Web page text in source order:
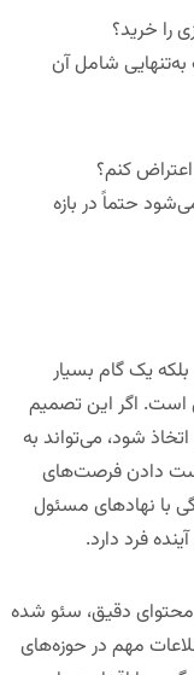
را خرید؟
شامل آن
اعتراض کنم؟
حتماً در بازه
یک گام بسیار
اگر این تصمیم
شود، می‌تواند به
دادن فرصت‌های
با نهادهای مسئول
محتوای دقیق، سئو شده
مهم در حوزه‌های